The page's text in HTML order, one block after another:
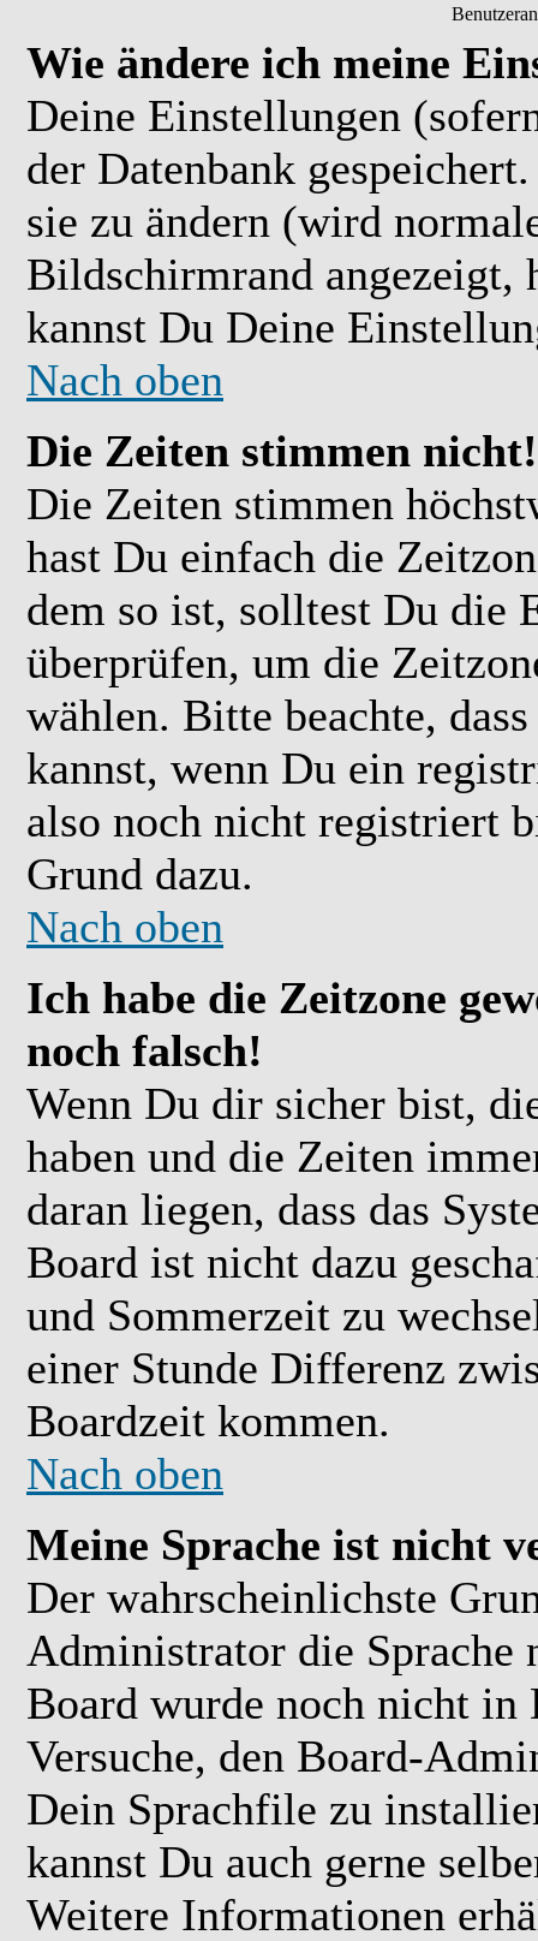
Wie ändere ich meine
Deine Einstellungen
der Datenbank
sie zu ändern (wird
Bildschirmrand angezeigt,
kannst Du Deine
Nach oben
Die Zeiten stimmen nicht!
Die Zeiten stimmen
hast Du einfach die
dem so ist, solltest Du die
überprüfen, um die
wählen. Bitte beachte,
kannst, wenn Du ein
also noch nicht registriert
Grund dazu.
Nach oben
Ich habe die Zeitzone
noch falsch!
Wenn Du dir sicher bist,
haben und die Zeiten
daran liegen, dass das
Board ist nicht dazu
und Sommerzeit zu
einer Stunde Differenz
Boardzeit kommen.
Nach oben
Meine Sprache ist nicht
Der wahrscheinlichste
Administrator die Sprache
Board wurde noch nicht in
Versuche, den Board-
Dein Sprachfile zu
kannst Du auch gerne
Weitere Informationen